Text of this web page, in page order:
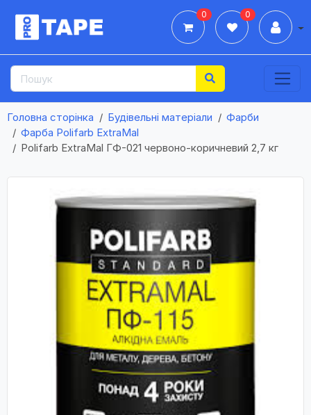
0 0
Головна сторінка Будівельні матеріали
Фарби
Фарба Polifarb ExtraMal
Polifarb ExtraMal ГФ-021 червоно-коричневий 2,7 кг